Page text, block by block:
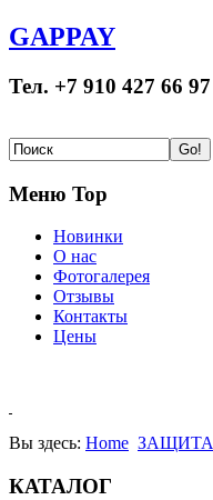
GAPPAY
Тел. +7 910 427 66 97
Меню Top
Новинки
О нас
Фотогалерея
Отзывы
Контакты
Цены
Вы здесь: Home ЗАЩИТА
КАТАЛОГ